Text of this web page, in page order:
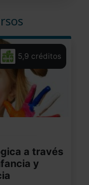
5,9 créditos
a través
y